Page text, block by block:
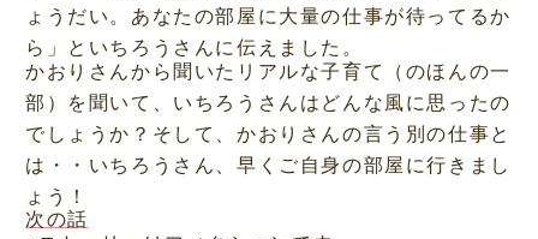
ょうだい。あなたの部屋に大量の仕事が待ってるか
ら」といちろうさんに伝えました。
かおりさんから聞いたリアルな子育て（のほんの一
部）を聞いて、いちろうさんはどんな風に思ったの
でしょうか？そして、かおりさんの言う別の仕事と
は・・いちろうさん、早くご自身の部屋に行きまし
ょう！
次の話